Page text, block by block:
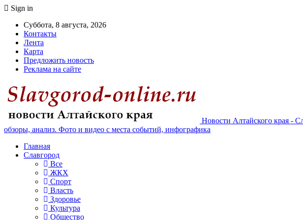
Sign in
Суббота, 8 августа, 2026
Контакты
Лента
Карта
Предложить новость
Реклама на сайте
Новости Алтайского края -
обзоры, анализ. Фото и видео с места событий, инфографика
Главная
Славгород
Все
ЖКХ
Спорт
Власть
Здоровье
Культура
Общество